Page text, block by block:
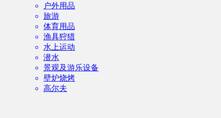
户外用品
旅游
体育用品
渔具狩猎
水上运动
潜水
景观及游乐设备
壁炉烧烤
高尔夫